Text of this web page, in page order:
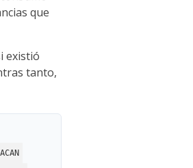
que
existió
tanto,